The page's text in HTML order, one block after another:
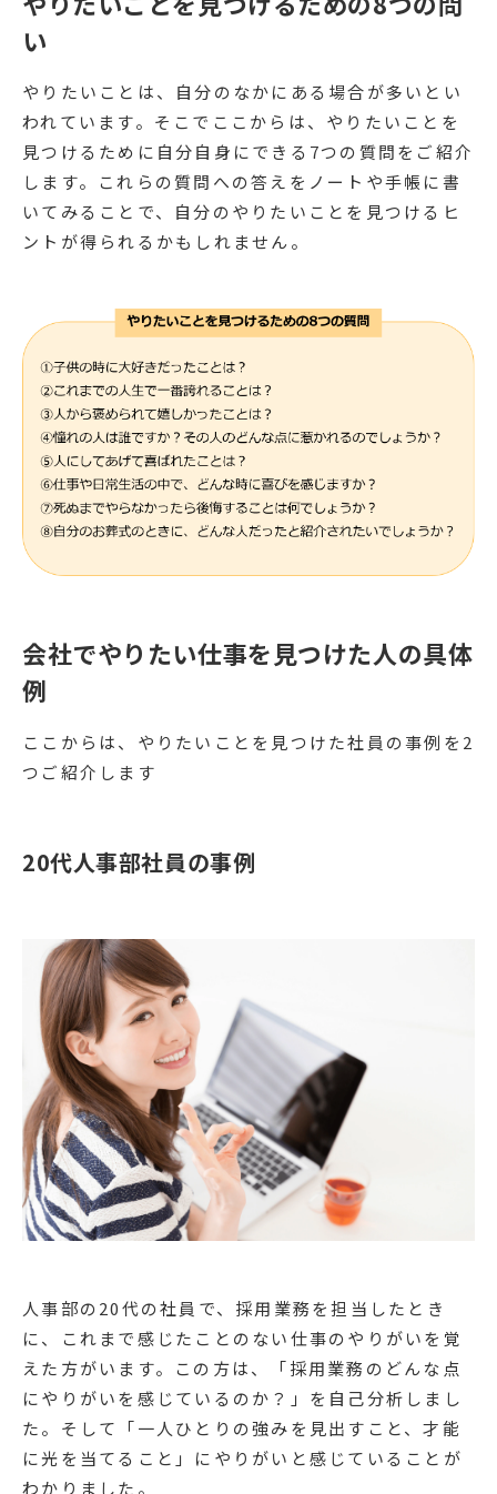
い
やりたいことは、自分のなかにある場合が多いとい
われています。そこでここからは、やりたいことを
見つけるために自分自身にできる7つの質問をご紹介
します。これらの質問への答えをノートや手帳に書
いてみることで、自分のやりたいことを見つけるヒ
ントが得られるかもしれません。
会社でやりたい仕事を見つけた人の具体
例
ここからは、やりたいことを見つけた社員の事例を2
つご紹介します
20代人事部社員の事例
人事部の20代の社員で、採用業務を担当したとき
に、これまで感じたことのない仕事のやりがいを覚
えた方がいます。この方は、「採用業務のどんな点
にやりがいを感じているのか？」を自己分析しまし
た。そして「一人ひとりの強みを見出すこと、才能
に光を当てること」にやりがいと感じていることが
わかりました。